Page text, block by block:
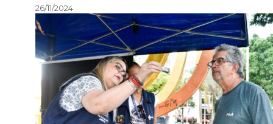
26/11/2024